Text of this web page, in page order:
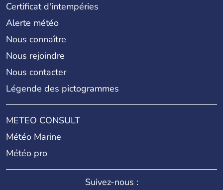
Certificat d'intempéries
Alerte météo
Nous connaître
Nous rejoindre
Nous contacter
Légende des pictogrammes
METEO CONSULT
Météo Marine
Météo pro
Suivez-nous :